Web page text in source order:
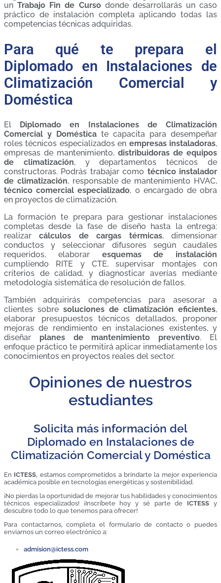
unTrabajo Fin de Cursodonde desarrollarás un caso
práctico de instalación completa aplicando todas las
competencias técnicas adquiridas.
Para qué te prepara el
Diplomado en Instalaciones de
Climatización Comercial y
Doméstica
El Diplomado en Instalaciones de Climatización
Comercial y Doméstica te capacita para desempeñar
roles técnicos especializados en empresas instaladoras,
empresas de mantenimiento, distribuidoras de equipos
de climatización, y departamentos técnicos de
constructoras. Podrás trabajar como técnico instalador
de climatización, responsable de mantenimiento HVAC,
técnico comercial especializado, o encargado de obra
en proyectos de climatización.
La formación te prepara para gestionar instalaciones
completas desde la fase de diseño hasta la entrega:
realizarcálculos de cargas térmicas, dimensionar
conductos y seleccionar difusores según caudales
requeridos, elaborar esquemas de instalación
cumpliendo RITE y CTE, supervisar montajes con
criterios de calidad, y diagnosticar averías mediante
metodología sistemática de resolución de fallos.
También adquirirás competencias para asesorar a
clientes sobre soluciones de climatización eficientes,
elaborar presupuestos técnicos detallados, proponer
mejoras de rendimiento en instalaciones existentes, y
diseñar planes de mantenimiento preventivo. El
enfoque práctico te permitirá aplicar inmediatamente los
conocimientos en proyectos reales del sector.
Opiniones de nuestros
estudiantes
Solicita más información del
Diplomado en Instalaciones de
Climatización Comercial y Doméstica
En ICTESS, estamos comprometidos a brindarte la mejor experiencia
académica posible en tecnologías energéticas y sostenibilidad.
¡No pierdas la oportunidad de mejorar tus habilidades y conocimientos
técnicos especializados! ¡Inscríbete hoy y sé parte de ICTESS y
descubre todo lo que tenemos para ofrecer!
Para contactarnos, completa el formulario de contacto o puedes
enviarnos un correo electrónico a:
admision@ictess.com